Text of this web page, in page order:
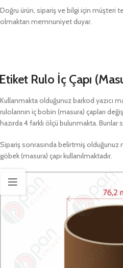
Doğru ürün, sipariş ve bilgi için müşteri
olmaktan memnuniyet duyar.
Rulo İç Çapı
Kullanmakta olduğunuz barkod yazıcı
rulolarının iç bobin (masura) çapları
hazırda 4 farklı ölçü bulunmakta. Bunlar
Sipariş sonrasında belirtmiş
göbek (masura) çapı kullanılmaktadır.